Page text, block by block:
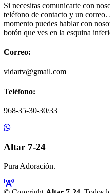
Si necesitas comunicarte con
teléfono de contacto y un
momento puedes hablar con
botón que ves en la esquina
Correo:
vidartv@gmail.com
Teléfono:
968-35-30-30/33
Altar 7-24
Pura Adoración.